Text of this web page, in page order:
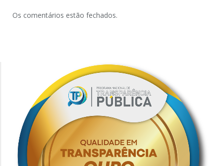
Os comentários estão fechados.